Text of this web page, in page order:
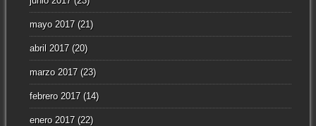
mayo 2017(21)
abril 2017(20)
marzo 2017(23)
febrero 2017(14)
enero 2017(22)